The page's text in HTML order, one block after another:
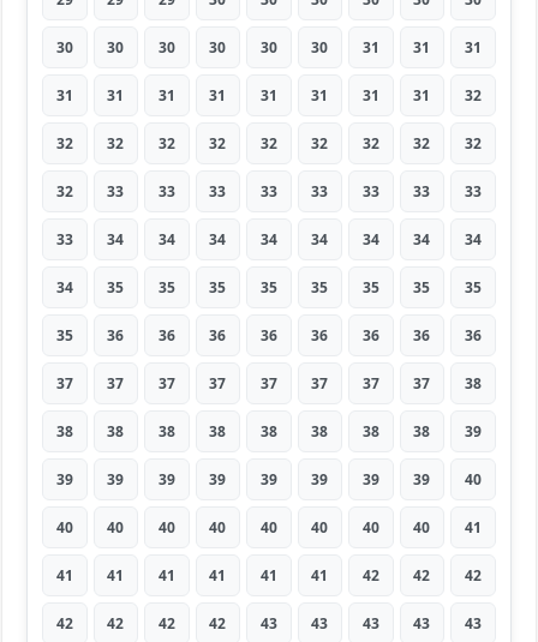
30 30 30 30 30 30 31 31 31
31 31 31 31 31 31 31 31 32
32 32 32 32 32 32 32 32 32
32 33 33 33 33 33 33 33 33
33 34 34 34 34 34 34 34 34
34 35 35 35 35 35 35 35 35
35 36 36 36 36 36 36 36 36
37 37 37 37 37 37 37 37 38
38 38 38 38 38 38 38 38 39
39 39 39 39 39 39 39 39 40
40 40 40 40 40 40 40 40 41
41 41 41 41 41 41 42 42 42
42 42 42 42 43 43 43 43 43